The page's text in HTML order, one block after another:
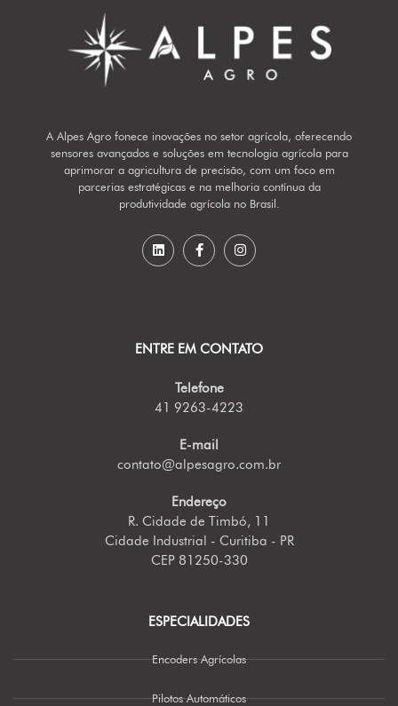
A Alpes Agro fonece inovações no setor agrícola, oferecendo
sensores avançados e soluções em tecnologia agrícola para
aprimorar a agricultura de precisão, com um foco em
parcerias estratégicas e na melhoria contínua da
produtividade agrícola no Brasil.
ENTRE EM CONTATO
Telefone
41 9263-4223
E-mail
contato@alpesagro.com.br
Endereço
R. Cidade de Timbó, 11
Cidade Industrial - Curitiba - PR
CEP 81250-330
ESPECIALIDADES
Encoders Agrícolas
Pilotos Automáticos